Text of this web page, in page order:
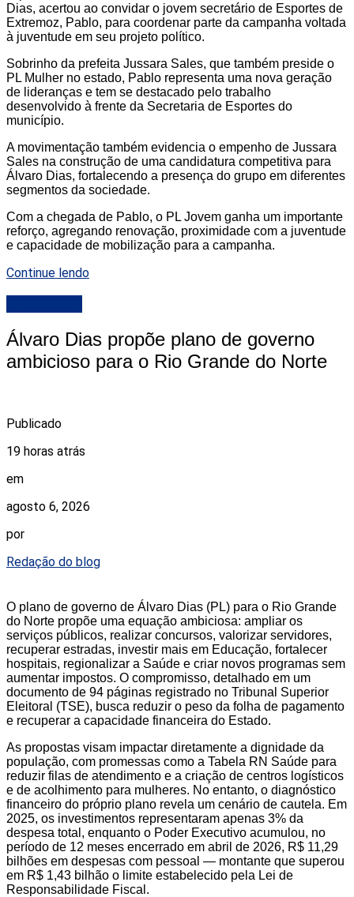
Dias, acertou ao convidar o jovem secretário de Esportes de
Extremoz, Pablo, para coordenar parte da campanha voltada
à juventude em seu projeto político.
Sobrinho da prefeita Jussara Sales, que também preside o
PL Mulher no estado, Pablo representa uma nova geração
de lideranças e tem se destacado pelo trabalho
desenvolvido à frente da Secretaria de Esportes do
município.
A movimentação também evidencia o empenho de Jussara
Sales na construção de uma candidatura competitiva para
Álvaro Dias, fortalecendo a presença do grupo em diferentes
segmentos da sociedade.
Com a chegada de Pablo, o PL Jovem ganha um importante
reforço, agregando renovação, proximidade com a juventude
e capacidade de mobilização para a campanha.
Continue lendo
Álvaro Dias propõe plano de governo
ambicioso para o Rio Grande do Norte
Publicado
19 horas atrás
em
agosto 6, 2026
por
Redação do blog
O plano de governo de Álvaro Dias (PL) para o Rio Grande
do Norte propõe uma equação ambiciosa: ampliar os
serviços públicos, realizar concursos, valorizar servidores,
recuperar estradas, investir mais em Educação, fortalecer
hospitais, regionalizar a Saúde e criar novos programas sem
aumentar impostos. O compromisso, detalhado em um
documento de 94 páginas registrado no Tribunal Superior
Eleitoral (TSE), busca reduzir o peso da folha de pagamento
e recuperar a capacidade financeira do Estado.
As propostas visam impactar diretamente a dignidade da
população, com promessas como a Tabela RN Saúde para
reduzir filas de atendimento e a criação de centros logísticos
e de acolhimento para mulheres. No entanto, o diagnóstico
financeiro do próprio plano revela um cenário de cautela. Em
2025, os investimentos representaram apenas 3% da
despesa total, enquanto o Poder Executivo acumulou, no
período de 12 meses encerrado em abril de 2026, R$ 11,29
bilhões em despesas com pessoal — montante que superou
em R$ 1,43 bilhão o limite estabelecido pela Lei de
Responsabilidade Fiscal.